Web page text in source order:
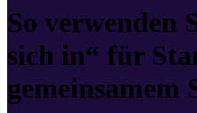
So verwenden
sich in“ für
gemeinsamem